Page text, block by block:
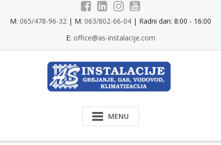
M: 065/478-96-32 | M: 063/802-66-04 | Radni dan: 8:00 - 16:00
E: office@as-instalacije.com
MENU